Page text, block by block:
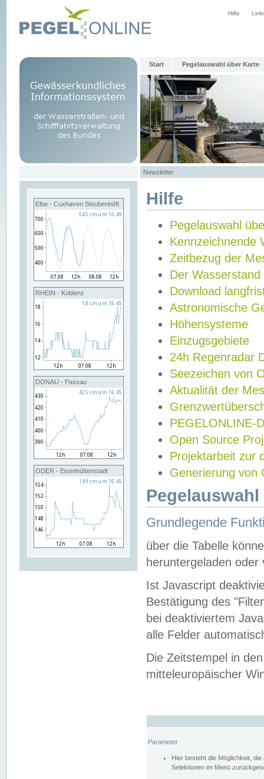
Hilfe
Start Pegelauswahl über Karte
Newsletter
Elbe - Cuxhaven Steubenhöft
RHEIN - Koblenz
DONAU - Passau
ODER - Eisenhüttenstadt
Hilfe
Pegelauswahl
Kennzeichnende
Zeitbezug der
Der Wasserstand
Download
Astronomische
Höhensysteme
Einzugsgebiete
24h Regenradar
Seezeichen von
Aktualität der
PEGELONLINE-
Open Source
Projektarbeit zur
Generierung von
Grundlegende
über die Tabelle
heruntergeladen oder
Ist Javascript
Bestätigung des
bei deaktiviertem
alle Felder
Die Zeitstempel in
mitteleuropäischer
Parameter
Hier besteht die Möglichkeit,
Selektionen im Menü